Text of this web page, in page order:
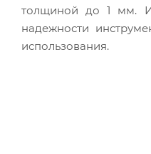
толщиной до 1 мм.
надежности
использования.